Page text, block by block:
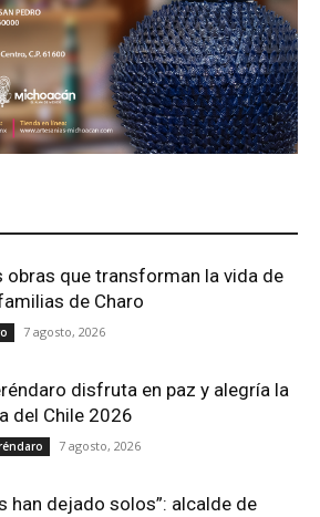
obras que transforman la vida de
de Charo
7 agosto, 2026
disfruta en paz y alegría la
del Chile 2026
7 agosto, 2026
han dejado solos”: alcalde de